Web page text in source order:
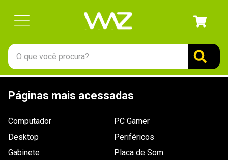
O que você procura?
Páginas mais acessadas
Computador
Desktop
Gabinete
PC Gamer
Periféricos
Placa de Som
1º
gabinete
teclado
ssd